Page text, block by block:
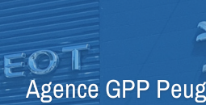
Agence VSP
Occasions de